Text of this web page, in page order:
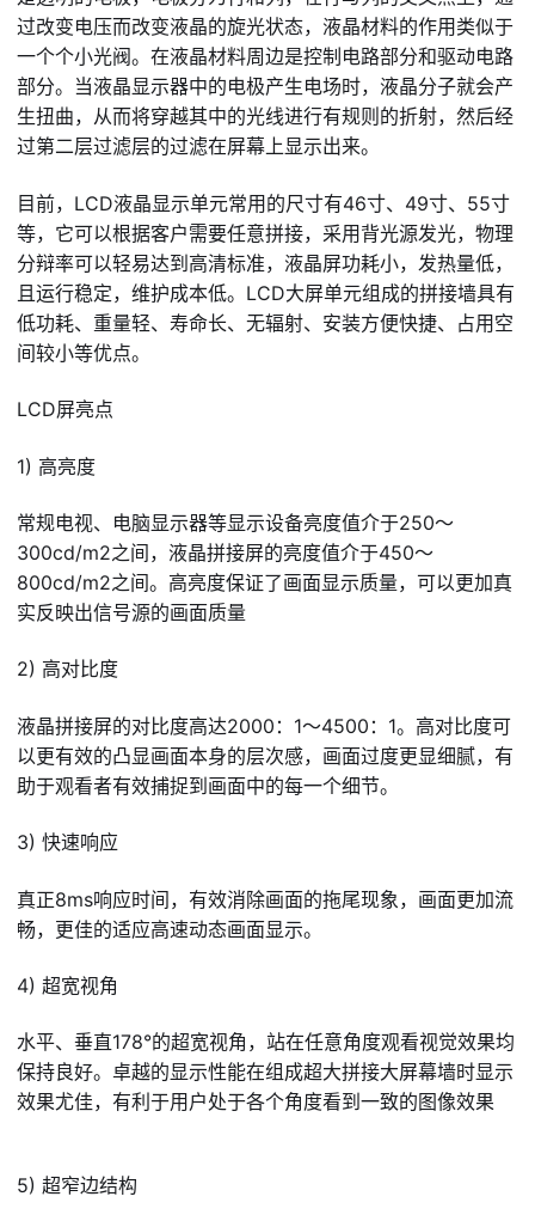
过改变电压而改变液晶的旋光状态，液晶材料的作用类似于
一个个小光阀。在液晶材料周边是控制电路部分和驱动电路
部分。当液晶显示器中的电极产生电场时，液晶分子就会产
生扭曲，从而将穿越其中的光线进行有规则的折射，然后经
过第二层过滤层的过滤在屏幕上显示出来。
目前，LCD液晶显示单元常用的尺寸有46寸、49寸、55寸
等，它可以根据客户需要任意拼接，采用背光源发光，物理
分辩率可以轻易达到高清标准，液晶屏功耗小，发热量低，
且运行稳定，维护成本低。LCD大屏单元组成的拼接墙具有
低功耗、重量轻、寿命长、无辐射、安装方便快捷、占用空
间较小等优点。
LCD屏亮点
1) 高亮度
常规电视、电脑显示器等显示设备亮度值介于250～
300cd/m2之间，液晶拼接屏的亮度值介于450～
800cd/m2之间。高亮度保证了画面显示质量，可以更加真
实反映出信号源的画面质量
2) 高对比度
液晶拼接屏的对比度高达2000：1～4500：1。高对比度可
以更有效的凸显画面本身的层次感，画面过度更显细腻，有
助于观看者有效捕捉到画面中的每一个细节。
3) 快速响应
真正8ms响应时间，有效消除画面的拖尾现象，画面更加流
畅，更佳的适应高速动态画面显示。
4) 超宽视角
水平、垂直178°的超宽视角，站在任意角度观看视觉效果均
保持良好。卓越的显示性能在组成超大拼接大屏幕墙时显示
效果尤佳，有利于用户处于各个角度看到一致的图像效果
5) 超窄边结构